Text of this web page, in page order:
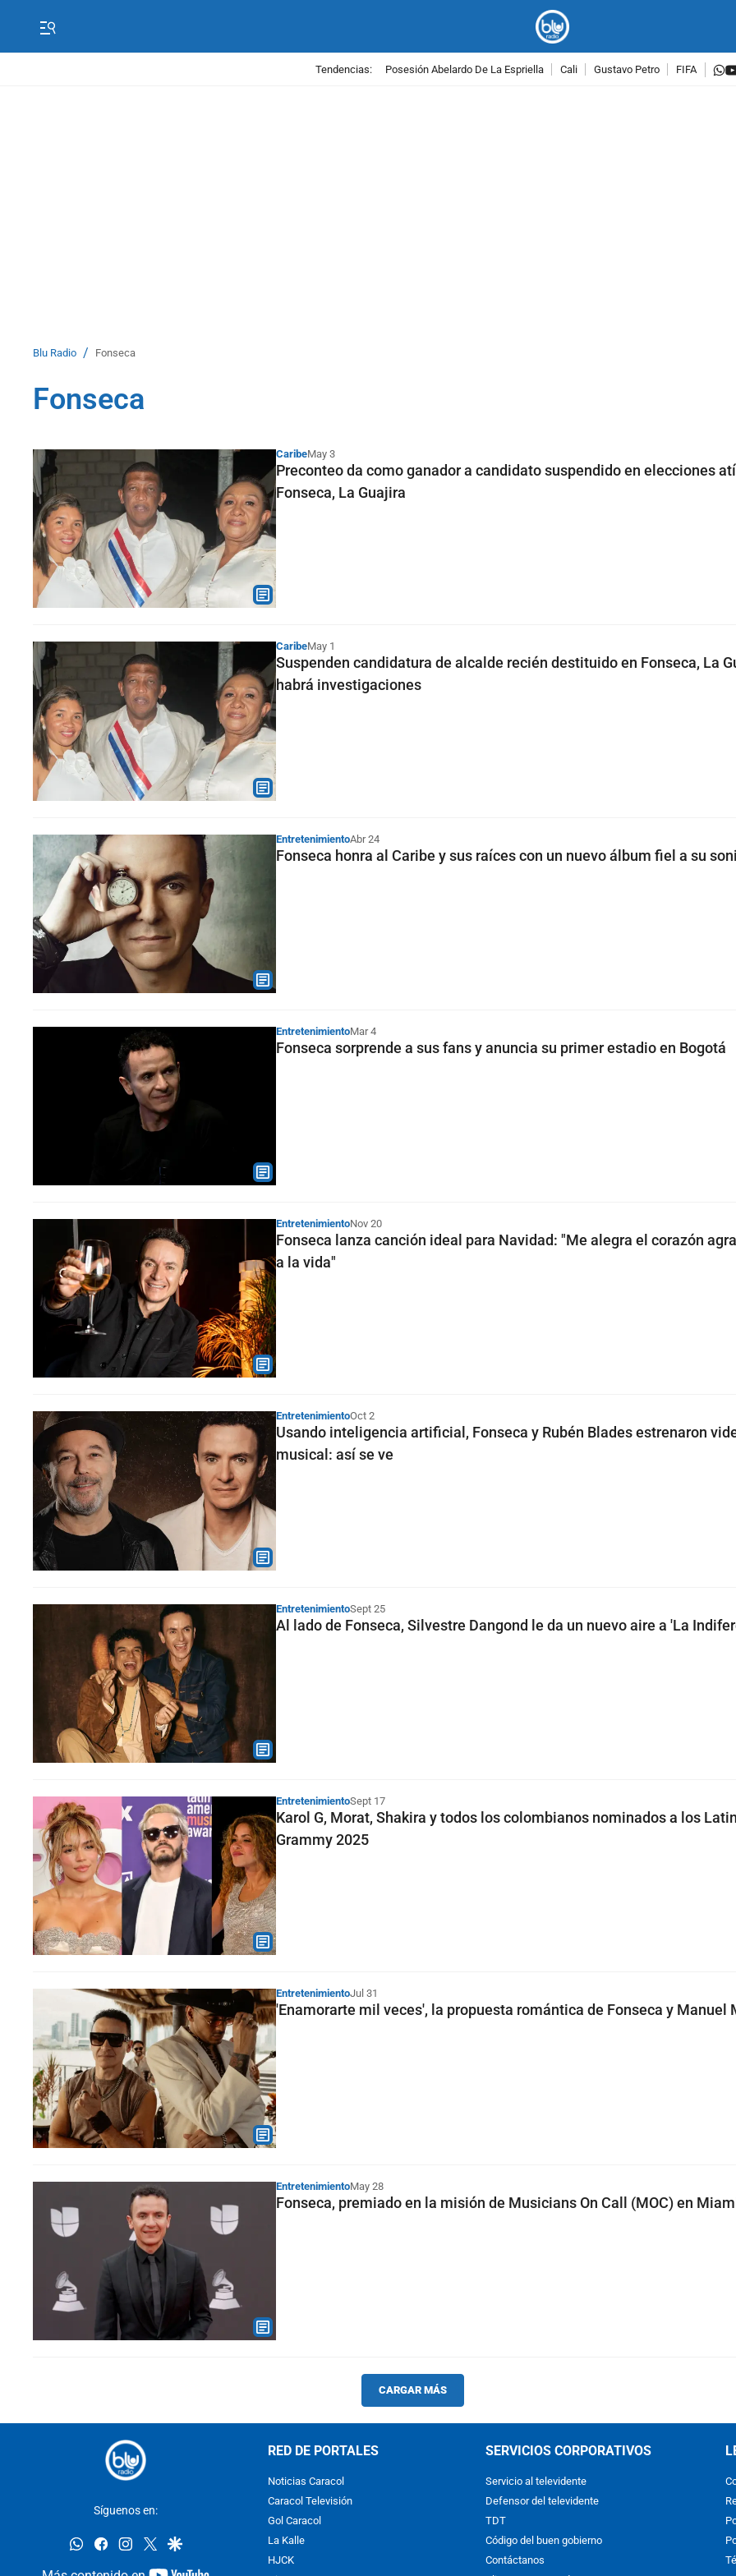
Tendencias: Posesión Abelardo De La Espriella Cali Gustavo Petro FIFA
Blu Radio / Fonseca
Fonseca
CaribeMay 3
Preconteo da como ganador a candidato suspendido en elecciones
Fonseca, La Guajira
CaribeMay 1
Suspenden candidatura de alcalde recién destituido en Fonseca, La
habrá investigaciones
EntretenimientoAbr 24
Fonseca honra al Caribe y sus raíces con un nuevo álbum fiel a su
EntretenimientoMar 4
Fonseca sorprende a sus fans y anuncia su primer estadio en Bogotá
EntretenimientoNov 20
Fonseca lanza canción ideal para Navidad: "Me alegra el corazón
a la vida"
EntretenimientoOct 2
Usando inteligencia artificial, Fonseca y Rubén Blades estrenaron
musical: así se ve
EntretenimientoSept 25
Al lado de Fonseca, Silvestre Dangond le da un nuevo aire a 'La
EntretenimientoSept 17
Karol G, Morat, Shakira y todos los colombianos nominados a los Latin
Grammy 2025
EntretenimientoJul 31
'Enamorarte mil veces', la propuesta romántica de Fonseca y Manuel
EntretenimientoMay 28
Fonseca, premiado en la misión de Musicians On Call (MOC) en
CARGAR MÁS
Síguenos en:
whatsappfacebookinstagram
twittergoogle
RED DE PORTALES
Noticias Caracol
Caracol Televisión
Gol Caracol
La Kalle
HJCK
SERVICIOS CORPORATIVOS
Servicio al televidente
Defensor del televidente
TDT
Código del buen gobierno
Contáctanos